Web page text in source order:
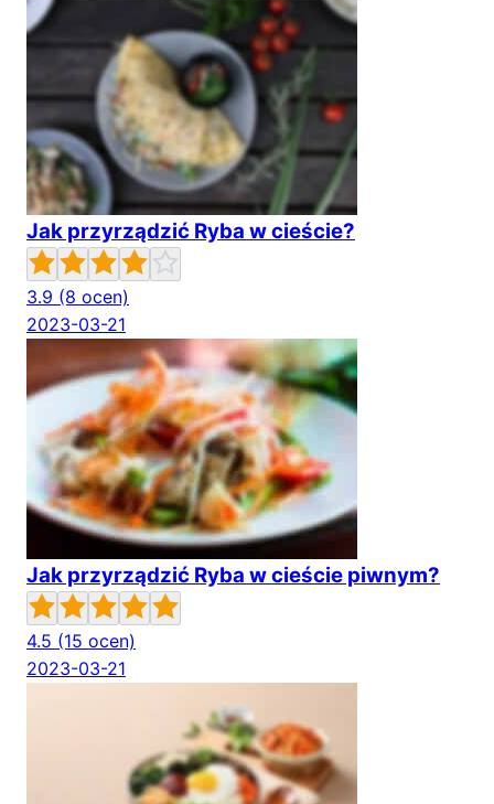
Jak przyrządzić Ryba w cieście?
3.9 (8 ocen)
2023-03-21
Jak przyrządzić Ryba w cieście piwnym?
4.5 (15 ocen)
2023-03-21